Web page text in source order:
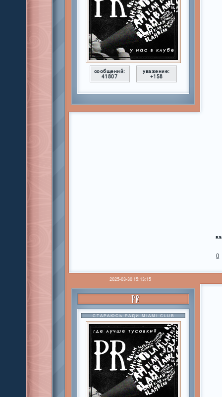
сообщений:
41807
уважение:
+158
0
2025-03-30 15:13:15
PR
СТАРАЮСЬ РАДИ MIAMI CLUB